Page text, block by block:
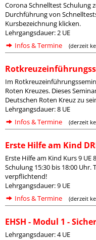
Corona Schnelltest Schulung
Durchführung von
Kursbezeichnung klicken.
Lehrgangsdauer: 2 UE
Infos & Termine
(derzeit
Im
Roten Kreuzes. Dieses
Deutschen Roten Kreuz zu
Lehrgangsdauer: 8 UE
Infos & Termine
(derzeit
Erste Hilfe am Kind
Erste Hilfe am Kind Kurs 9 UE
Schulung 15:30 bis 18:00
verpflichtend!
Lehrgangsdauer: 9 UE
Infos & Termine
(derzeit
EHSH - Modul 1 -
Lehrgangsdauer: 4 UE